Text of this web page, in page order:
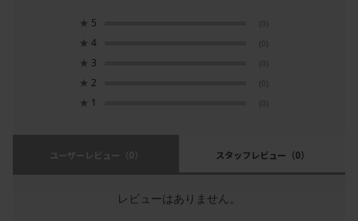
★ 5 (0)
★ 4 (0)
★ 3 (0)
★ 2 (0)
★ 1 (0)
ユーザーレビュー （0） スタッフレビュー （0）
レビューはありません。